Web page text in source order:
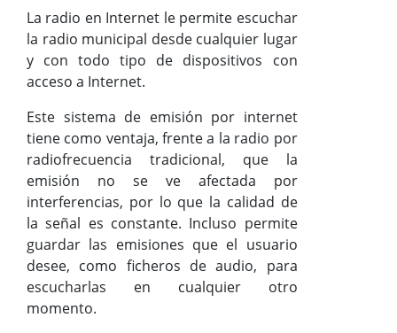
Monumentos
Gastronomía
Fiestas
Turismo
Población
Corporación
Radio en Internet
Códigos para FACe
La radio en Internet le permite escuchar
la radio municipal desde cualquier lugar
y con todo tipo de dispositivos con
acceso a Internet.
Este sistema de emisión por internet
tiene como ventaja, frente a la radio por
radiofrecuencia tradicional, que la
emisión no se ve afectada por
interferencias, por lo que la calidad de
la señal es constante. Incluso permite
guardar las emisiones que el usuario
desee, como ficheros de audio, para
escucharlas en cualquier otro
momento.